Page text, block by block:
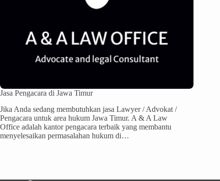
Jasa Pengacara di Jawa Timur
Jika Anda sedang membutuhkan jasa Lawyer / Advokat /
Pengacara untuk area hukum Jawa Timur. A & A Law
Office adalah kantor pengacara terbaik yang membantu
menyelesaikan permasalahan hukum di…